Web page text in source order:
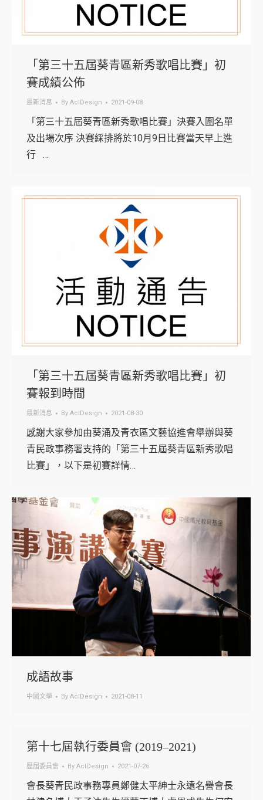
「第三十五屆葵青區新秀歌唱比賽」初
賽成績公佈
最新消息 By AclDesign 2021-09-08
「第三十五屆葵青區新秀歌唱比賽」決賽入圍名單
及出場次序 決賽綵排將於10月9日比賽當天早上進
行 …
「第三十五屆葵青區新秀歌唱比賽」初
賽報到時間
最新消息 By AclDesign 2021-08-30
感謝大家參加由葵涌及青衣區文藝協進會舉辦與葵
青民政事務署支持的「第三十五屆葵青區新秀歌唱
比賽」，以下是初賽詳情…
成語故事
中國文學 By AclDesign 2021-08-11
第十七屆執行委員會 (2019–2021)
歷屆委員會 By AclDesign 2021-07-26
會長葵青民政事務專員鄭健太平紳士永遠名譽會長